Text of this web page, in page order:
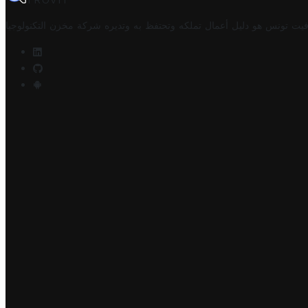
تونس هو دليل أعمال تملكه وتحتفظ به وتديره شركة مخزن التكنولوجيا